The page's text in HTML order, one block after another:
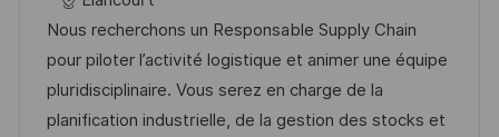
a
t
i
o
t
e
d
D
b
I
d
t
e
g
o
Nous recherchons un Responsable Supply Chain
pour piloter l’activité logistique et animer une équipe
pluridisciplinaire. Vous serez en charge de la
planification industrielle, de la gestion des stocks et